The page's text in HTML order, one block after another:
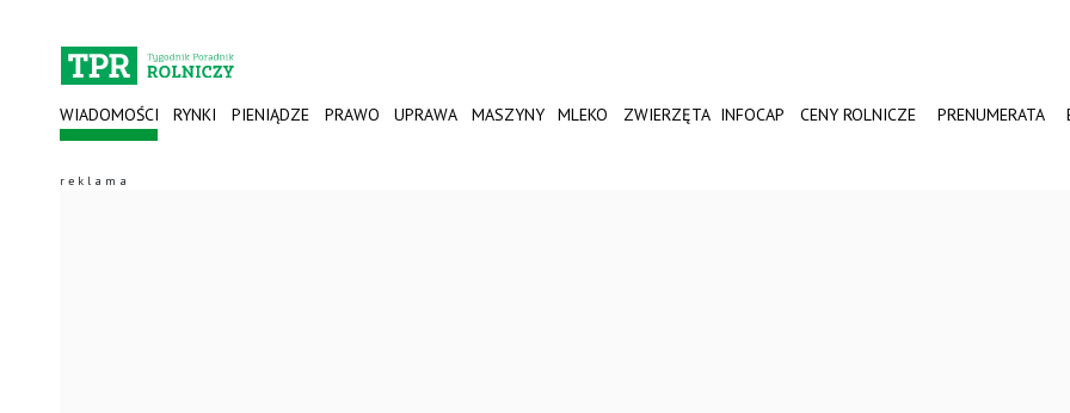
WIADOMOŚCI RYNKI PIENIĄDZE PRAWO UPRAWA MASZYNY MLEKO ZWIERZĘTA INFOCAP CENY ROLNICZE PRENUMERATA